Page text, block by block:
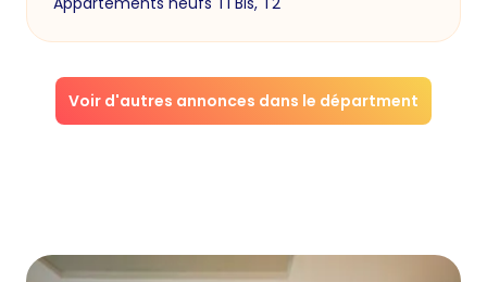
Voir d'autres annonces dans le départment